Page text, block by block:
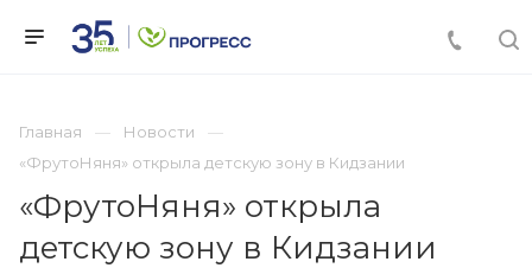
Главная
Новости
«ФрутоНяня» открыла детскую зону в Кидзании
«ФрутоНяня» открыла
детскую зону в Кидзании